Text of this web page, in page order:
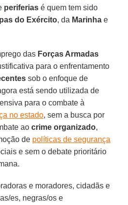
periferias é quem tem sido
do Exército, da Marinha e
das Forças Armadas
para o enfrentamento
sob o enfoque de
está sendo utilizada de
para o combate à
no estado, sem a busca por
aocrime organizado,
de políticas de segurança
e sem o debate prioritário
e moradores, cidadãs e
es, negras/os e